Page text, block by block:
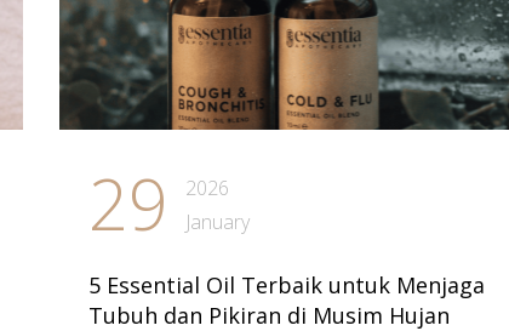
29
2026
January
5 Essential Oil Terbaik untuk Menjaga
Tubuh dan Pikiran di Musim Hujan